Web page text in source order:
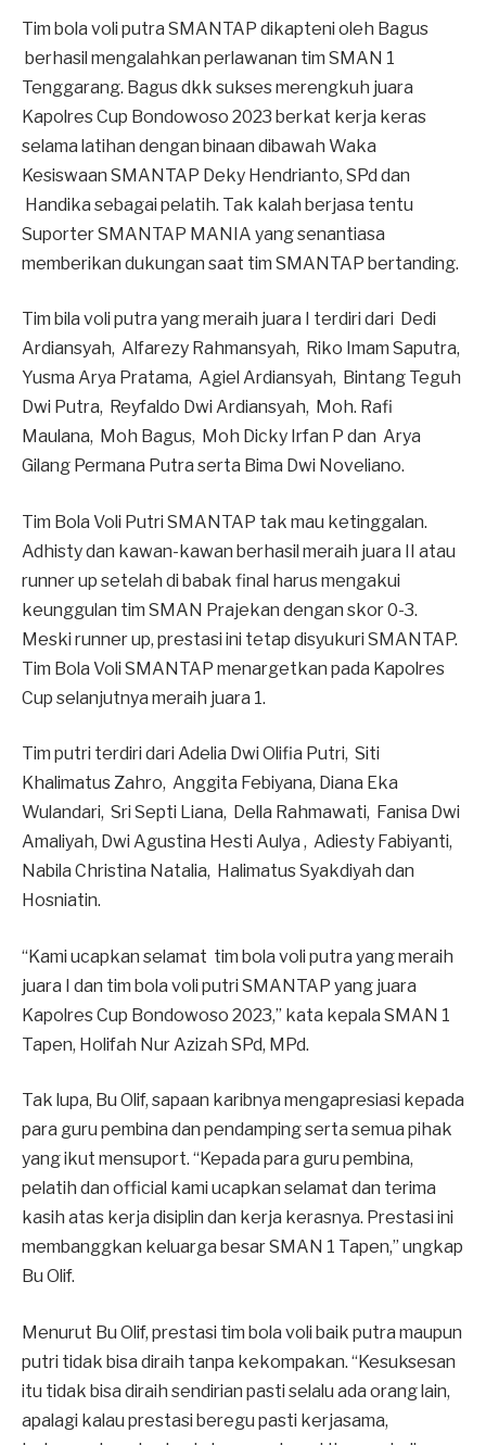
Tim bola voli putra SMANTAP dikapteni oleh Bagus
berhasil mengalahkan perlawanan tim SMAN 1
Tenggarang. Bagus dkk sukses merengkuh juara
Kapolres Cup Bondowoso 2023 berkat kerja keras
selama latihan dengan binaan dibawah Waka
Kesiswaan SMANTAP Deky Hendrianto, SPd dan
Handika sebagai pelatih. Tak kalah berjasa tentu
Suporter SMANTAP MANIA yang senantiasa
memberikan dukungan saat tim SMANTAP bertanding.
Tim bila voli putra yang meraih juara I terdiri dari Dedi
Ardiansyah, Alfarezy Rahmansyah, Riko Imam Saputra,
Yusma Arya Pratama, Agiel Ardiansyah, Bintang Teguh
Dwi Putra, Reyfaldo Dwi Ardiansyah, Moh. Rafi
Maulana, Moh Bagus, Moh Dicky Irfan P dan Arya
Gilang Permana Putra serta Bima Dwi Noveliano.
Tim Bola Voli Putri SMANTAP tak mau ketinggalan.
Adhisty dan kawan-kawan berhasil meraih juara II atau
runner up setelah di babak final harus mengakui
keunggulan tim SMAN Prajekan dengan skor 0-3.
Meski runner up, prestasi ini tetap disyukuri SMANTAP.
Tim Bola Voli SMANTAP menargetkan pada Kapolres
Cup selanjutnya meraih juara 1.
Tim putri terdiri dari Adelia Dwi Olifia Putri, Siti
Khalimatus Zahro, Anggita Febiyana, Diana Eka
Wulandari, Sri Septi Liana, Della Rahmawati, Fanisa Dwi
Amaliyah, Dwi Agustina Hesti Aulya , Adiesty Fabiyanti,
Nabila Christina Natalia, Halimatus Syakdiyah dan
Hosniatin.
“Kami ucapkan selamat tim bola voli putra yang meraih
juara I dan tim bola voli putri SMANTAP yang juara
Kapolres Cup Bondowoso 2023,” kata kepala SMAN 1
Tapen, Holifah Nur Azizah SPd, MPd.
Tak lupa, Bu Olif, sapaan karibnya mengapresiasi kepada
para guru pembina dan pendamping serta semua pihak
yang ikut mensuport. “Kepada para guru pembina,
pelatih dan official kami ucapkan selamat dan terima
kasih atas kerja disiplin dan kerja kerasnya. Prestasi ini
membanggkan keluarga besar SMAN 1 Tapen,” ungkap
Bu Olif.
Menurut Bu Olif, prestasi tim bola voli baik putra maupun
putri tidak bisa diraih tanpa kekompakan. “Kesuksesan
itu tidak bisa diraih sendirian pasti selalu ada orang lain,
apalagi kalau prestasi beregu pasti kerjasama,